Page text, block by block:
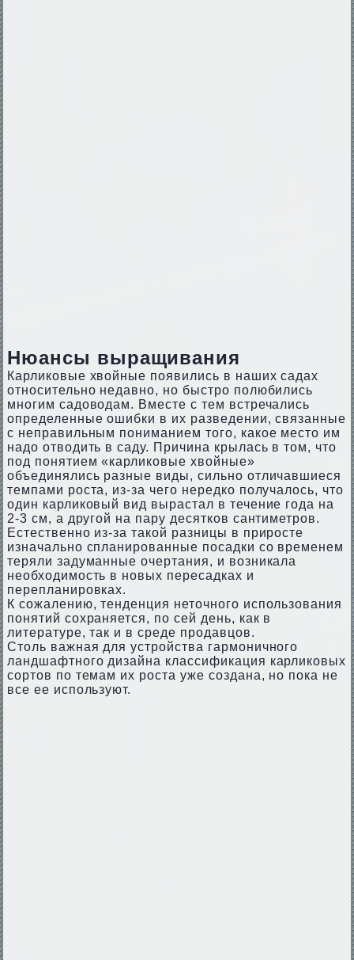
Нюансы выращивания
Карликовые хвойные появились в наших садах
относительно недавно, но быстро полюбились
многим садоводам. Вместе с тем встречались
определенные ошибки в их разведении, связанные
с неправильным пониманием того, какое место им
надо отводить в саду. Причина крылась в том, что
под понятием «карликовые хвойные»
объединялись разные виды, сильно отличавшиеся
темпами роста, из-за чего нередко получалось, что
один карликовый вид вырастал в течение года на
2-3 см, а другой на пару десятков сантиметров.
Естественно из-за такой разницы в приросте
изначально спланированные посадки со временем
теряли задуманные очертания, и возникала
необходимость в новых пересадках и
перепланировках.
К сожалению, тенденция неточного использования
понятий сохраняется, по сей день, как в
литературе, так и в среде продавцов.
Столь важная для устройства гармоничного
ландшафтного дизайна классификация карликовых
сортов по темам их роста уже создана, но пока не
все ее используют.